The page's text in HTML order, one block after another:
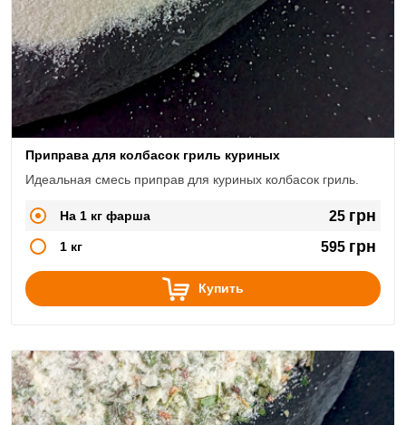
Приправа для колбасок гриль куриных
Идеальная смесь приправ для куриных колбасок гриль.
На 1 кг фарша 25 грн
1 кг 595 грн
Купить